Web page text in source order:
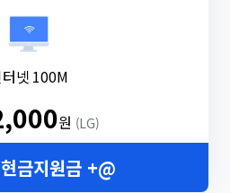
넷 100M
원 (LG)
금지원금 +@